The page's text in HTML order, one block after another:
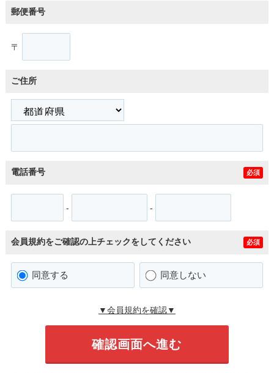
郵便番号
〒
ご住所
電話番号 必須
- -
会員規約をご確認の上チェックをしてください 必須
同意する 同意しない
▼会員規約を確認▼